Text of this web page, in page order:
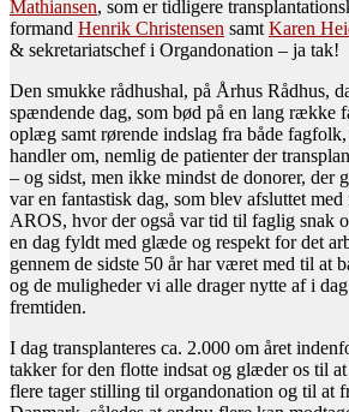
Mathiansen, som er tidligere
formand Henrik Christensen samt Karen
& sekretariatschef i Organdonation – ja tak!
Den smukke rådhushal, på Århus Rådhus,
spændende dag, som bød på en lang række
oplæg samt rørende indslag fra både
handler om, nemlig de patienter der
– og sidst, men ikke mindst de donorer, der
var en fantastisk dag, som blev afsluttet
AROS, hvor der også var tid til faglig snak
en dag fyldt med glæde og respekt for det
gennem de sidste 50 år har været med til at
og de muligheder vi alle drager nytte af i
fremtiden.
I dag transplanteres ca. 2.000 om året
takker for den flotte indsat og glæder os til
flere tager stilling til organdonation og til at